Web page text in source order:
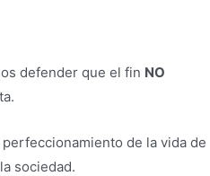
defender que el fin NO
de la vida de
sociedad.